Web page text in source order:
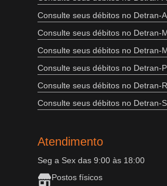
Consulte seus débitos no Detran-
Consulte seus débitos no Detran-
Consulte seus débitos no Detran-
Consulte seus débitos no Detran-
Consulte seus débitos no Detran-
Consulte seus débitos no Detran-
Atendimento
Seg a Sex das 9:00 às 18:00
Postos físicos